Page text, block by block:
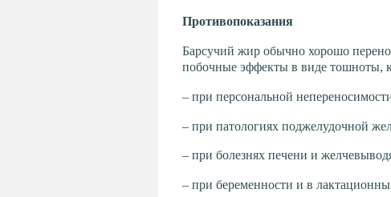
Противопоказания
Барсучий жир обычно хорошо
побочные эффекты в виде тошноты,
– при персональной
– при патологиях поджелудочной
– при болезнях печени и
– при беременности и в